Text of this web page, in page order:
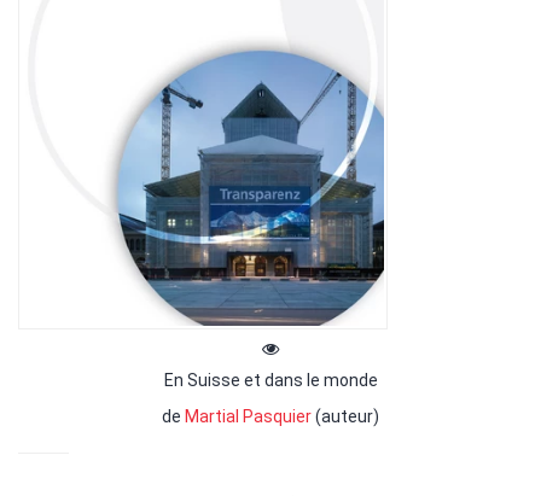
En Suisse et dans le monde
de Martial Pasquier(auteur)